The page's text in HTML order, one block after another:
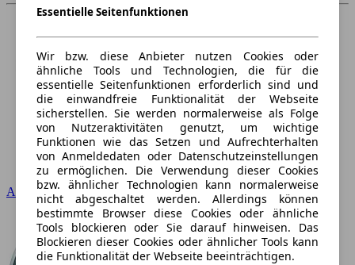
Audi
Essentielle Seitenfunktionen
Wir bzw. diese Anbieter nutzen Cookies oder
ähnliche Tools und Technologien, die für die
essentielle Seitenfunktionen erforderlich sind und
die einwandfreie Funktionalität der Webseite
sicherstellen. Sie werden normalerweise als Folge
von Nutzeraktivitäten genutzt, um wichtige
Funktionen wie das Setzen und Aufrechterhalten
von Anmeldedaten oder Datenschutzeinstellungen
zu ermöglichen. Die Verwendung dieser Cookies
bzw. ähnlicher Technologien kann normalerweise
nicht abgeschaltet werden. Allerdings können
bestimmte Browser diese Cookies oder ähnliche
Tools blockieren oder Sie darauf hinweisen. Das
Blockieren dieser Cookies oder ähnlicher Tools kann
die Funktionalität der Webseite beeinträchtigen.